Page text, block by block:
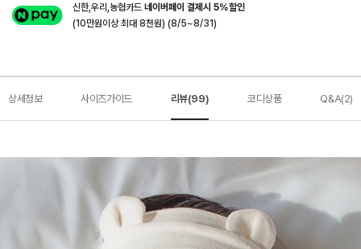
신한,우리,농협카드네이버페이 결제시 5%할인
(10만원이상 최대 8천원) (8/5~8/31)
상세정보 사이즈가이드 리뷰(99) 코디상품 Q&A(2)